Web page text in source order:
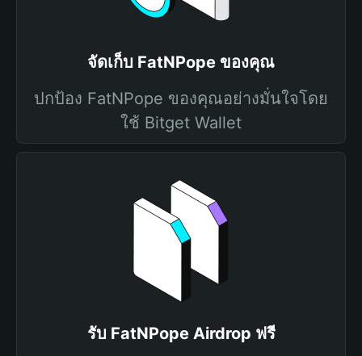
จัดเก็บ FatNPope ของคุณ
ปกป้อง FatNPope ของคุณอย่างมั่นใจโดย
ใช้ Bitget Wallet
รับ FatNPope Airdrop ฟรี